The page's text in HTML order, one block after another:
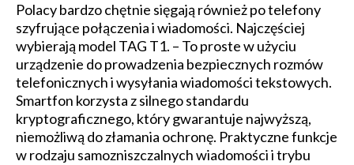
Polacy bardzo chętnie sięgają również po telefony
szyfrujące połączenia i wiadomości. Najczęściej
wybierają model TAG T1. – To proste w użyciu
urządzenie do prowadzenia bezpiecznych rozmów
telefonicznych i wysyłania wiadomości tekstowych.
Smartfon korzysta z silnego standardu
kryptograficznego, który gwarantuje najwyższą,
niemożliwą do złamania ochronę. Praktyczne funkcje
w rodzaju samozniszczalnych wiadomości i trybu